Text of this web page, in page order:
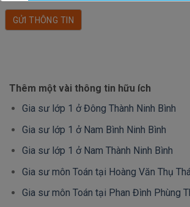
Thêm một vài thông tin hữu ích
Gia sư lớp 1 ở Đông Thành Ninh Bình
Gia sư lớp 1 ở Nam Bình Ninh Bình
Gia sư lớp 1 ở Nam Thành Ninh Bình
Gia sư môn Toán tại Hoàng Văn Thụ
Gia sư môn Toán tại Phan Đình Phùng